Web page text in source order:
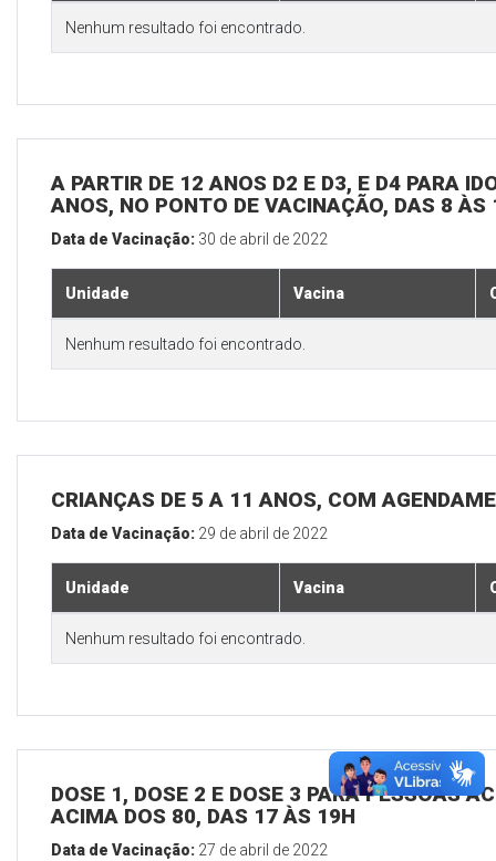
Nenhum resultado foi encontrado.
A PARTIR DE 12 ANOS D2 E D3, E D4 PARA
ANOS, NO PONTO DE VACINAÇÃO, DAS 8 ÀS
Data de Vacinação: 30 de abril de 2022
Unidade Vacina
Nenhum resultado foi encontrado.
CRIANÇAS DE 5 A 11 ANOS, COM
Data de Vacinação: 29 de abril de 2022
Unidade Vacina
Nenhum resultado foi encontrado.
DOSE 1, DOSE 2 E DOSE 3 PARA PESSOAS
ACIMA DOS 80, DAS 17 ÀS 19H
Data de Vacinação: 27 de abril de 2022